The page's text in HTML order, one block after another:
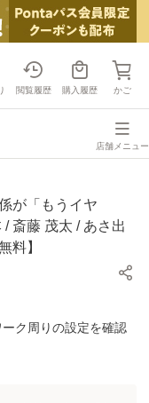
閲覧履歴 購入履歴 かご
店舗メニュー
が「もうイヤ
斎藤 茂太 / あさ出
料】
ク周りの設定を確認